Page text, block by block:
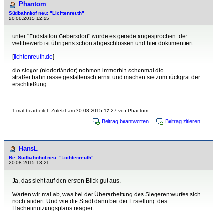
Phantom
Südbahnhof neu: "Lichtenreuth"
20.08.2015 12:25
unter "Endstation Gebersdorf" wurde es gerade angesprochen. der
wettbewerb ist übrigens schon abgeschlossen und hier dokumentiert.
[lichtenreuth.de]
die sieger (niederländer) nehmen immerhin schonmal die
straßenbahntrasse gestalterisch ernst und machen sie zum rückgrat der
erschließung.
1 mal bearbeitet. Zuletzt am 20.08.2015 12:27 von Phantom.
Beitrag beantworten Beitrag zitieren
HansL
Re: Südbahnhof neu: "Lichtenreuth"
20.08.2015 13:21
Ja, das sieht auf den ersten Blick gut aus.
Warten wir mal ab, was bei der Überarbeitung des Siegerentwurfes sich
noch ändert. Und wie die Stadt dann bei der Erstellung des
Flächennutzungsplans reagiert.